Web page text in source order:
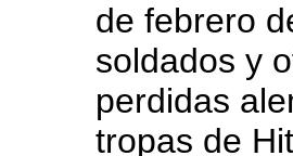
de febrero
soldados y
perdidas
tropas de